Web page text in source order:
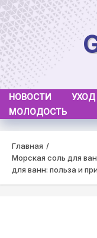
Skip
to
content
НОВОСТИ УХОД
МОЛОДОСТЬ
Главная
Морская соль для
для ванн: польза и